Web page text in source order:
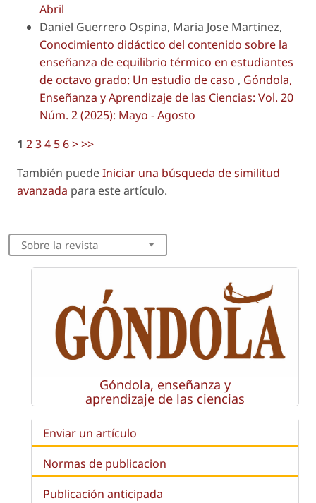
Abril
Daniel Guerrero Ospina, Maria Jose Martinez,
Conocimiento didáctico del contenido sobre la
enseñanza de equilibrio térmico en estudiantes
de octavo grado: Un estudio de caso , Góndola,
Enseñanza y Aprendizaje de las Ciencias: Vol. 20
Núm. 2 (2025): Mayo - Agosto
1 234 56>>>
También puedeIniciar una búsqueda de similitud
avanzada para este artículo.
Sobre la revista
Góndola, enseñanza y
aprendizaje de las ciencias
Enviar un artículo
Normas de publicacion
Publicación anticipada